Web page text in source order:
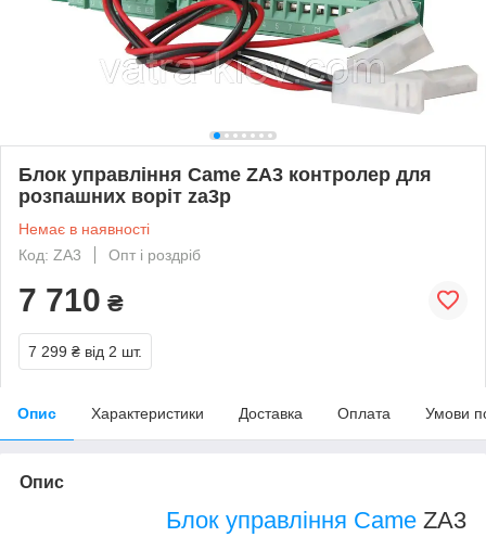
Блок управління Came ZA3 контролер для
розпашних воріт za3p
Немає в наявності
Код: ZA3
Опт і роздріб
7 710 ₴
7 299 ₴ від 2 шт.
Опис Характеристики Доставка Оплата Умови
Опис
Блок управління Came ZA3